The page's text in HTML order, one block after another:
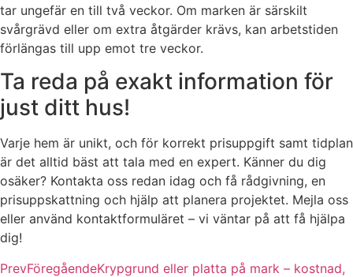
tar ungefär en till två veckor. Om marken är särskilt
svårgrävd eller om extra åtgärder krävs, kan arbetstiden
förlängas till upp emot tre veckor.
Ta reda på exakt information för
just ditt hus!
Varje hem är unikt, och för korrekt prisuppgift samt tidplan
är det alltid bäst att tala med en expert. Känner du dig
osäker? Kontakta oss redan idag och få rådgivning, en
prisuppskattning och hjälp att planera projektet. Mejla oss
eller använd kontaktformuläret – vi väntar på att få hjälpa
dig!
PrevFöregåendeKrypgrund eller platta på mark – kostnad,